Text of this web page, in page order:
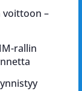
voittoon –
rallin